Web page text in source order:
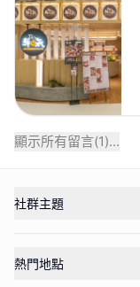
顯示所有留言(1)...
社群主題
熱門地點